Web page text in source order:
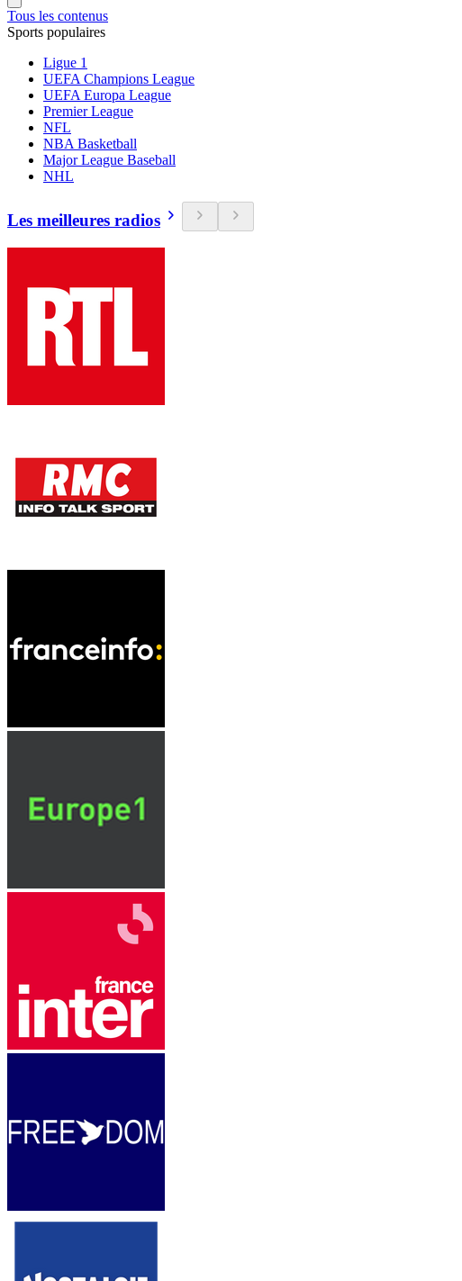
Tous les contenus
Sports populaires
Ligue 1
UEFA Champions League
UEFA Europa League
Premier League
NFL
NBA Basketball
Major League Baseball
NHL
Les meilleures radios